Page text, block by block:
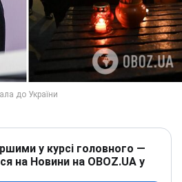
у курсі головного —
на Новини на OBOZ.UA у